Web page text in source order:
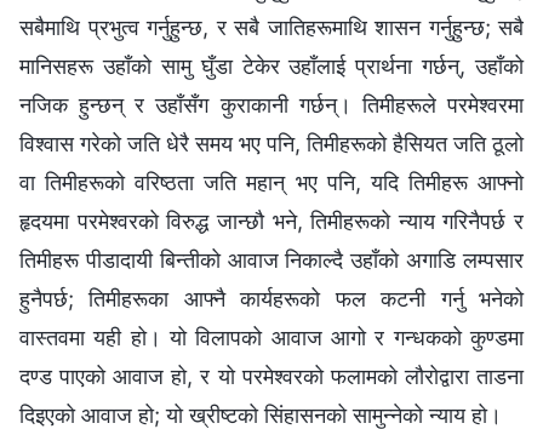
सबैमाथि प्रभुत्व गर्नुहुन्छ, र सबै जातिहरूमाथि शासन गर्नुहुन्छ; सबै
मानिसहरू उहाँको सामु घुँडा टेकेर उहाँलाई प्रार्थना गर्छन्, उहाँको
नजिक हुन्छन् र उहाँसँग कुराकानी गर्छन्। तिमीहरूले परमेश्‍वरमा
विश्‍वास गरेको जति धेरै समय भए पनि, तिमीहरूको हैसियत जति ठूलो
वा तिमीहरूको वरिष्ठता जति महान् भए पनि, यदि तिमीहरू आफ्नो
हृदयमा परमेश्‍वरको विरुद्ध जान्छौ भने, तिमीहरूको न्याय गरिनैपर्छ र
तिमीहरू पीडादायी बिन्तीको आवाज निकाल्दै उहाँको अगाडि लम्पसार
हुनैपर्छ; तिमीहरूका आफ्नै कार्यहरूको फल कटनी गर्नु भनेको
वास्तवमा यही हो। यो विलापको आवाज आगो र गन्धकको कुण्डमा
दण्ड पाएको आवाज हो, र यो परमेश्‍वरको फलामको लौरोद्वारा ताडना
दिइएको आवाज हो; यो ख्रीष्टको सिंहासनको सामुन्नेको न्याय हो।